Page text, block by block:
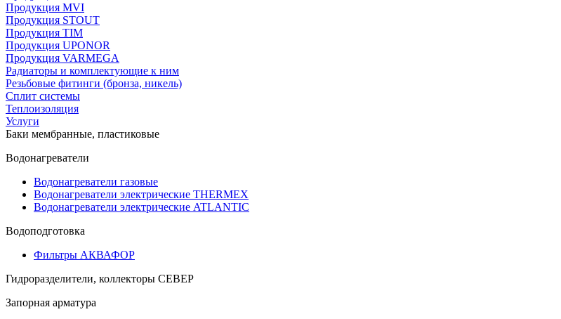
Продукция MVI
Продукция STOUT
Продукция TIM
Продукция UPONOR
Продукция VARMEGA
Радиаторы и комплектующие к ним
Резьбовые фитинги (бронза, никель)
Сплит системы
Теплоизоляция
Услуги
Баки мембранные, пластиковые
Водонагреватели
Водонагреватели газовые
Водонагреватели электрические THERMEX
Водонагреватели электрические ATLANTIC
Водоподготовка
Фильтры АКВАФОР
Гидроразделители, коллекторы СЕВЕР
Запорная арматура